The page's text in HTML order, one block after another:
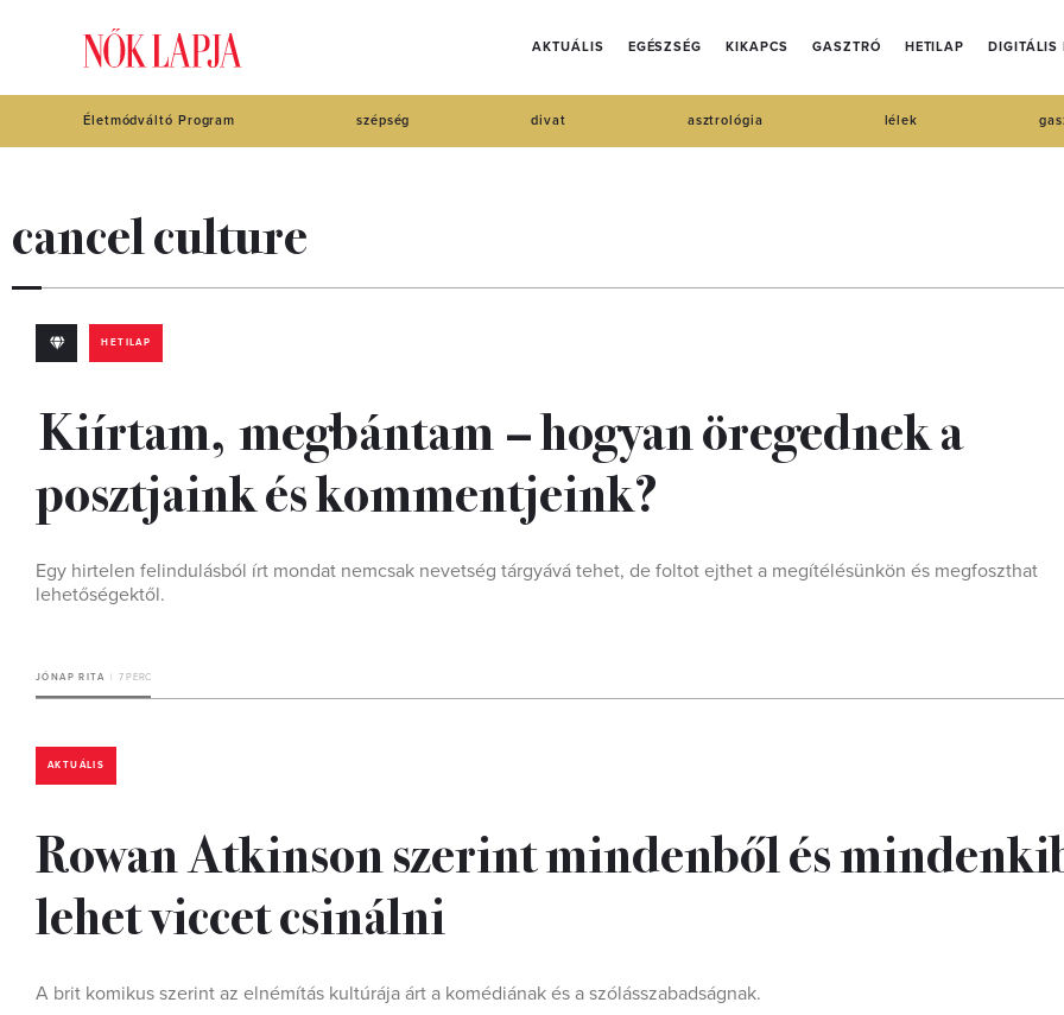
AKTUÁLIS EGÉSZSÉG KIKAPCS GASZTRÓ HETILAP DIGITÁLIS
Életmódváltó Program szépség divat asztrológia lélek
cancel culture
HETILAP
Kiírtam, megbántam – hogyan öregednek a
posztjaink és kommentjeink?
Egy hirtelen felindulásból írt mondat nemcsak nevetség tárgyává tehet, de foltot ejthet a megítélésünkön és megfoszthat
lehetőségektől.
JÓNAP RITA 7 PERC
AKTUÁLIS
Rowan Atkinson szerint mindenből és
lehet viccet csinálni
A brit komikus szerint az elnémítás kultúrája árt a komédiának és a szólásszabadságnak.